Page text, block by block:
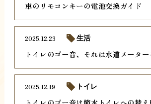
車のリモコンキーの電池交換ガイド
トイレのゴー音、それは水道メータ
2025.12.23 生活
2025.12.19 トイレ